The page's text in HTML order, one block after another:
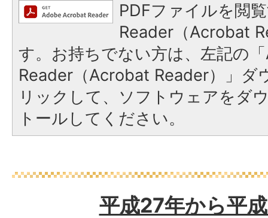
PDFファイルを閲
Reader（Acrobat
す。お持ちでない方は、左記の
Reader（Acrobat Reader）」ダ
リックして、ソフトウェアをダ
トールしてください。
平成27年から平